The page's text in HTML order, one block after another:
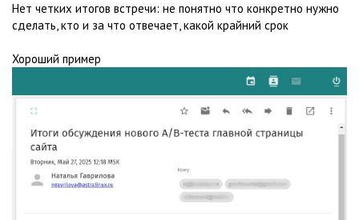
Нет четких итогов встречи: не понятно что конкретно нужно
сделать, кто и за что отвечает, какой крайний срок
Хороший пример